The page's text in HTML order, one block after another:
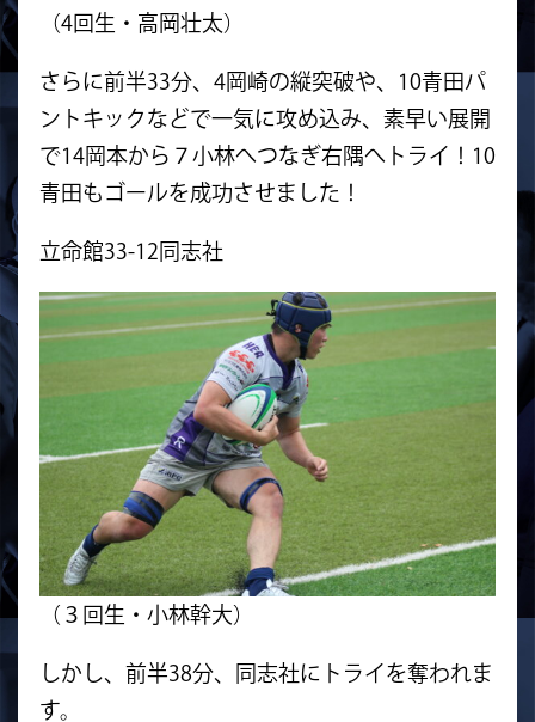
（4回生・高岡壮太）
さらに前半33分、4岡崎の縦突破や、10青田パ
ントキックなどで一気に攻め込み、素早い展開
で14岡本から７小林へつなぎ右隅へトライ！10
青田もゴールを成功させました！
立命館33-12同志社
（３回生・小林幹大）
しかし、前半38分、同志社にトライを奪われま
す。